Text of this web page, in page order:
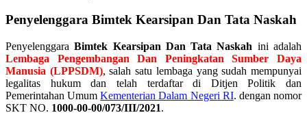
Penyelenggara Bimtek Kearsipan Dan Tata Naskah
PenyelenggaraBimtek Kearsipan Dan Tata Naskah ini adalah
Lembaga Pengembangan Dan Peningkatan Sumber Daya
Manusia (LPPSDM), salah satu lembaga yang sudah mempunyai
legalitas hukum dan telah terdaftar di Ditjen Politik dan
Pemerintahan UmumKementerian Dalam Negeri RI. dengan nomor
SKT NO. 1000-00-00/073/III/2021.